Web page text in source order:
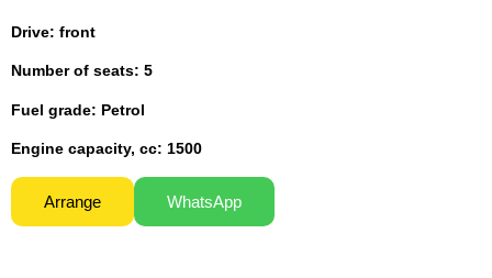
Drive: front
Number of seats: 5
Fuel grade: Petrol
Engine capacity, cc: 1500
Arrange WhatsApp